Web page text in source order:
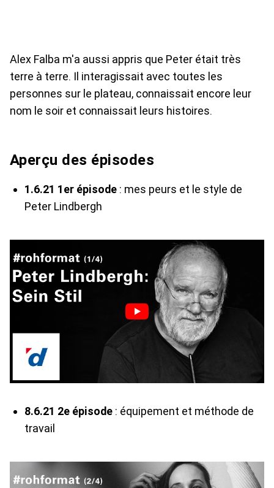
Alex Falba m'a aussi appris que Peter était très
terre à terre. Il interagissait avec toutes les
personnes sur le plateau, connaissait encore leur
nom le soir et connaissait leurs histoires.
Aperçu des épisodes
1.6.21 1er épisode : mes peurs et le style de
Peter Lindbergh
8.6.21 2e épisode : équipement et méthode de
travail